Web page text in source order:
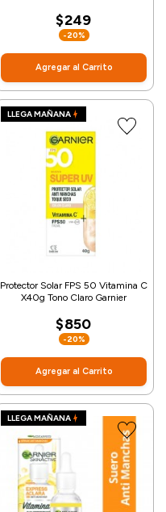
$249
-20%
Agregar al Carrito
LLEGA MAÑANA
Protector Solar FPS 50 Vitamina C
X40g Tono Claro Garnier
$850
-20%
Agregar al Carrito
LLEGA MAÑANA